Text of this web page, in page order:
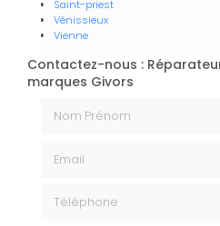
Saint-priest
Vénissieux
Vienne
Contactez-nous :
marques Givors